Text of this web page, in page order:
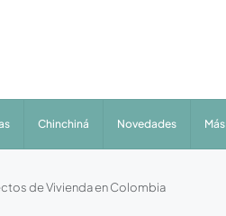
Chinchiná Novedades Más
de Vivienda en Colombia